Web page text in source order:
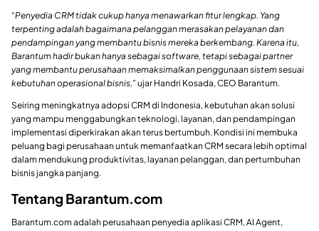
“Penyedia CRM tidak cukup hanya menawarkan fitur lengkap. Yang
terpenting adalah bagaimana pelanggan merasakan pelayanan dan
pendampingan yang membantu bisnis mereka berkembang. Karena itu,
Barantum hadir bukan hanya sebagai software, tetapi sebagai partner
yang membantu perusahaan memaksimalkan penggunaan sistem sesuai
kebutuhan operasional bisnis,” ujar Handri Kosada, CEO Barantum.
Seiring meningkatnya adopsi CRM di Indonesia, kebutuhan akan solusi
yang mampu menggabungkan teknologi, layanan, dan pendampingan
implementasi diperkirakan akan terus bertumbuh. Kondisi ini membuka
peluang bagi perusahaan untuk memanfaatkan CRM secara lebih optimal
dalam mendukung produktivitas, layanan pelanggan, dan pertumbuhan
bisnis jangka panjang.
Tentang Barantum.com
Barantum.com adalah perusahaan penyedia aplikasi CRM, AI Agent,